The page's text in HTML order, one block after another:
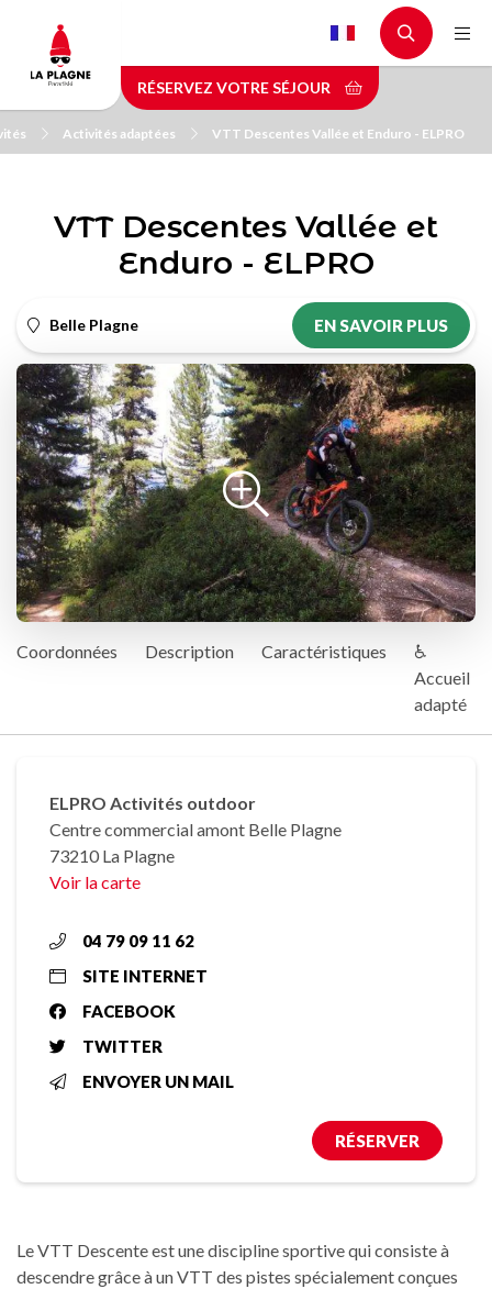
contenu
principal
RÉSERVEZ VOTRE SÉJOUR
Activités adaptées VTT Descentes Vallée et Enduro - ELPRO
VTT Descentes Vallée et
Enduro - ELPRO
Belle Plagne EN SAVOIR PLUS
Coordonnées Description Caractéristiques
♿
Accueil
adapté
ELPRO Activités outdoor
Centre commercial amont Belle Plagne
73210 La Plagne
Voir la carte
04 79 09 11 62
SITE INTERNET
FACEBOOK
TWITTER
ENVOYER UN MAIL
RÉSERVER
Le VTT Descente est une discipline sportive qui consiste à
descendre grâce à un VTT des pistes spécialement conçues